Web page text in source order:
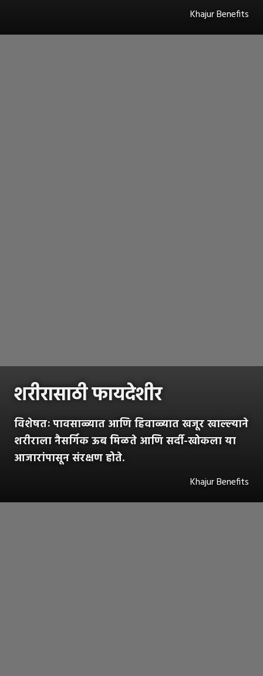
Khajur Benefits
शरीरासाठी फायदेशीर
विशेषतः पावसाळ्यात आणि हिवाळ्यात खजूर खाल्ल्याने
शरीराला नैसर्गिक ऊब मिळते आणि सर्दी-खोकला या
आजारांपासून संरक्षण होते.
Khajur Benefits